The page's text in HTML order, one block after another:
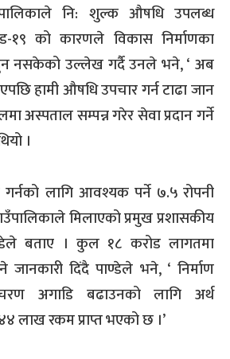
नि: शुल्क औषधि उपलब्ध
१९ को कारणले विकास निर्माणका
हुन नसकेको उल्लेख गर्दै उनले भने, ‘ अब
हामी औषधि उपचार गर्न टाढा जान
अस्पताल सम्पन्न गरेर सेवा प्रदान गर्ने
।
गर्नको लागि आवश्यक पर्ने ७.५ रोपनी
मिलाएको प्रमुख प्रशासकीय
बताए । कुल १८ करोड लागतमा
जानकारी दिंदै पाण्डेले भने, ‘ निर्माण
चरण अगाडि बढाउनको लागि अर्थ
लाख रकम प्राप्त भएको छ ।’